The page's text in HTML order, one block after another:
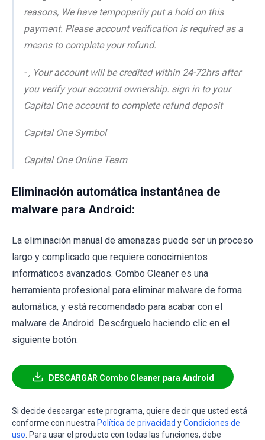
reasons, We have tempoparily put a hold on this
payment. Please account verification is required as a
means to complete your refund.
- , Your account wlll be credited within 24-72hrs after
you verify your account ownership. sign in to your
Capital One account to complete refund deposit
Capital One Symbol
Capital One Online Team
Eliminación automática instantánea de
malware para Android:
La eliminación manual de amenazas puede ser un proceso
largo y complicado que requiere conocimientos
informáticos avanzados. Combo Cleaner es una
herramienta profesional para eliminar malware de forma
automática, y está recomendado para acabar con el
malware de Android. Descárguelo haciendo clic en el
siguiente botón:
DESCARGAR Combo Cleaner para Android
Si decide descargar este programa, quiere decir que usted está
conforme con nuestra Política de privacidad yCondiciones de
uso . Para usar el producto con todas las funciones, debe